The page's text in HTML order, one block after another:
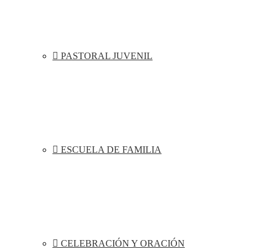
PASTORAL JUVENIL
ESCUELA DE FAMILIA
CELEBRACIÓN Y ORACIÓN